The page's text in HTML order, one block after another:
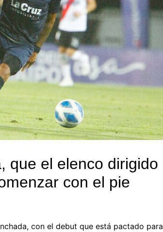
que el elenco dirigido
con el pie
con el debut que está pactado para